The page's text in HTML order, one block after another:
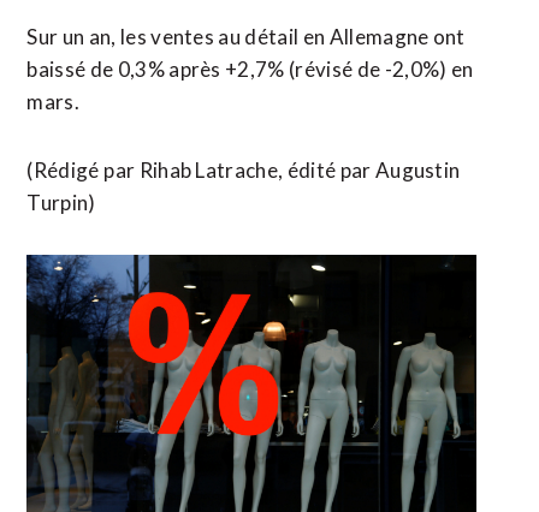
Sur un an, ‌les ​ventes au détail en ​Allemagne ont
baissé de 0,3% après +2,7% (révisé de -2,0%) en
mars.
(Rédigé ⁠par Rihab Latrache, ​édité par Augustin ​
Turpin)